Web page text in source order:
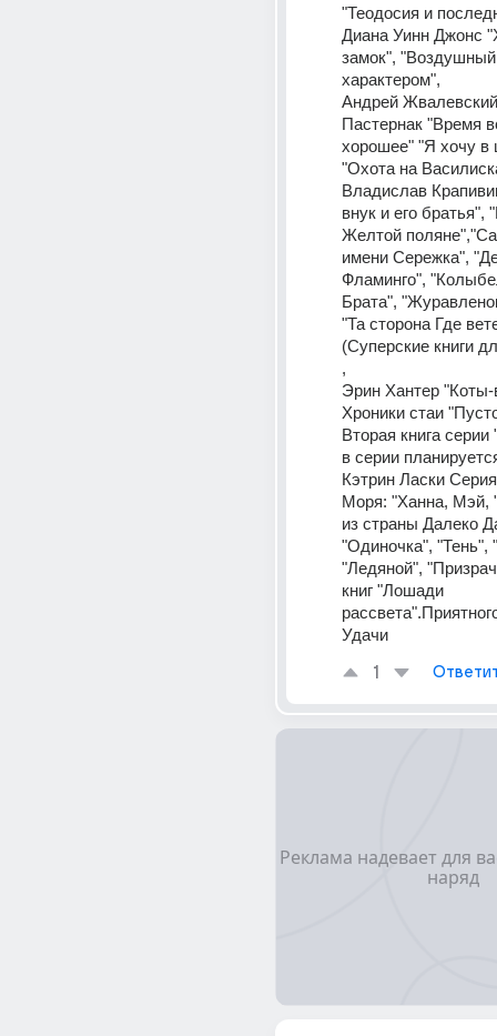
"Теодосия и
Диана Уинн Джонс
замок",
характером",
Андрей
Пастернак "Время
хорошее" "Я хочу в
"Охота на
Владислав
внук и его братья",
Желтой
имени Сережка",
Фламинго",
Брата",
"Та сторона Где
(Суперские книги
,
Эрин Хантер "Коты-
Хроники стаи
Вторая книга серии
в серии
Кэтрин Ласки
Моря: "Ханна, Мэй,
из страны Далеко
"Одиночка", "Тень",
"Ледяной",
книг "Лошади
Удачи
1